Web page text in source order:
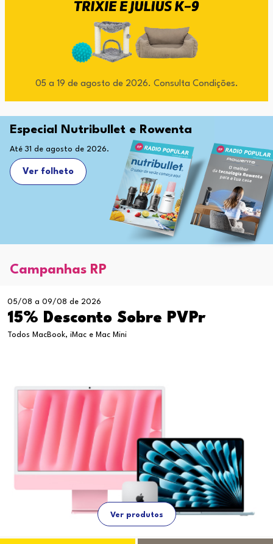
05 a 19 de agosto de 2026. Consulta Condições.
Especial Nutribullet e Rowenta
Até 31 de agosto de 2026.
Ver folheto
Campanhas RP
05/08 a 09/08 de 2026
15% Desconto Sobre PVPr
Todos MacBook, iMac e Mac Mini
Ver produtos